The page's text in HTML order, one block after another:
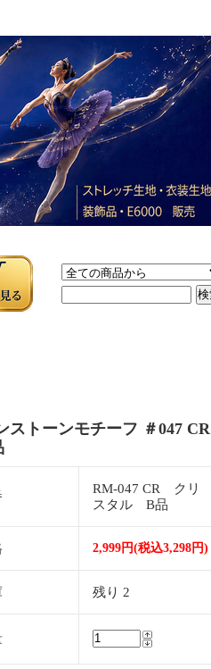
ストーンモチーフ ＃047 CR
RM-047 CR クリ
スタル B品
2,999円(税込3,298円)
残り 2